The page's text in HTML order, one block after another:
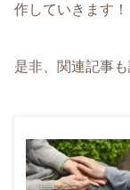
作していきます！
是非、関連記事